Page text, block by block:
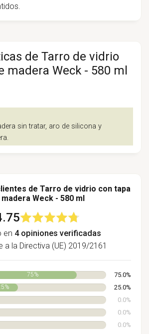
de Tarro de vidrio
madera Weck - 580 ml
sin tratar, aro de silicona y
de Tarro de vidrio con tapa
Weck - 580 ml
en 4 opiniones verificadas
a la Directiva (UE) 2019/2161
75% 75.0%
25.0%
0.0%
0.0%
0.0%